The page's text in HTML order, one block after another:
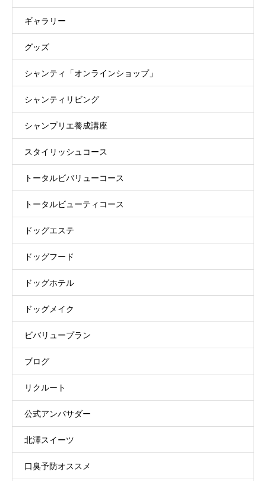
ギャラリー
グッズ
シャンティ「オンラインショップ」
シャンティリビング
シャンプリエ養成講座
スタイリッシュコース
トータルビバリューコース
トータルビューティコース
ドッグエステ
ドッグフード
ドッグホテル
ドッグメイク
ビバリュープラン
ブログ
リクルート
公式アンバサダー
北澤スイーツ
口臭予防オススメ